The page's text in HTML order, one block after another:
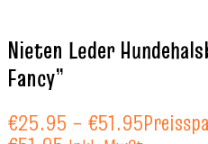
Nieten Leder
Fancy”
€25.95 – €51.95